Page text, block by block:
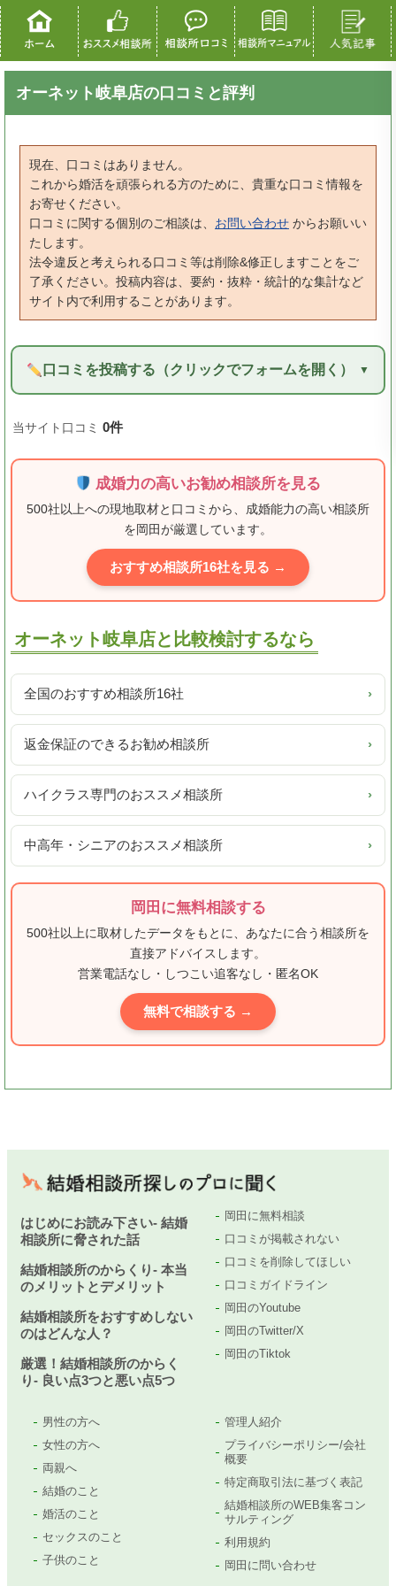
オーネット岐阜店の口コミと評判
現在、口コミはありません。
これから婚活を頑張られる方のために、貴重な口コミ情報を
お寄せください。
口コミに関する個別のご相談は、 お問い合わせ からお願いい
たします。
法令違反と考えられる口コミ等は削除&修正しますことをご
了承ください。投稿内容は、要約・抜粋・統計的な集計など
サイト内で利用することがあります。
口コミを投稿する（クリックでフォームを開く）
当サイト口コミ 0件
成婚力の高いお勧め相談所を見る
500社以上への現地取材と口コミから、成婚能力の高い相談所
を岡田が厳選しています。
おすすめ相談所16社を見る →
オーネット岐阜店と比較検討するなら
全国のおすすめ相談所16社 ›
返金保証のできるお勧め相談所 ›
ハイクラス専門のおススメ相談所 ›
中高年・シニアのおススメ相談所 ›
岡田に無料相談する
500社以上に取材したデータをもとに、あなたに合う相談所を
直接アドバイスします。
営業電話なし・しつこい追客なし・匿名OK
無料で相談する →
はじめにお読み下さい- 結婚
相談所に脅された話
結婚相談所のからくり- 本当
のメリットとデメリット
結婚相談所をおすすめしない
のはどんな人？
厳選！結婚相談所のからく
り- 良い点3つと悪い点5つ
岡田に無料相談
口コミが掲載されない
口コミを削除してほしい
口コミガイドライン
岡田のYoutube
岡田のTwitter/X
岡田のTiktok
男性の方へ
女性の方へ
両親へ
結婚のこと
婚活のこと
セックスのこと
子供のこと
管理人紹介
プライバシーポリシー/会社
概要
特定商取引法に基づく表記
結婚相談所のWEB集客コン
サルティング
利用規約
岡田に問い合わせ